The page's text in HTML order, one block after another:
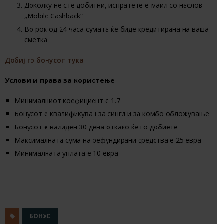
Доколку не сте добитни, испратете е-маил со наслов
„Mobile Cashback“
Во рок од 24 часа сумата ќе биде кредитирана на ваша
сметка
Добиј го бонусот тука
Услови и права за користење
Минималниот коефициент е 1.7
Бонусот е квалификуван за сингл и за комбо обложување
Бонусот е валиден 30 дена откако ќе го добиете
Максималната сума на рефундирани средства е 25 евра
Минималната уплата е 10 евра
БОНУС